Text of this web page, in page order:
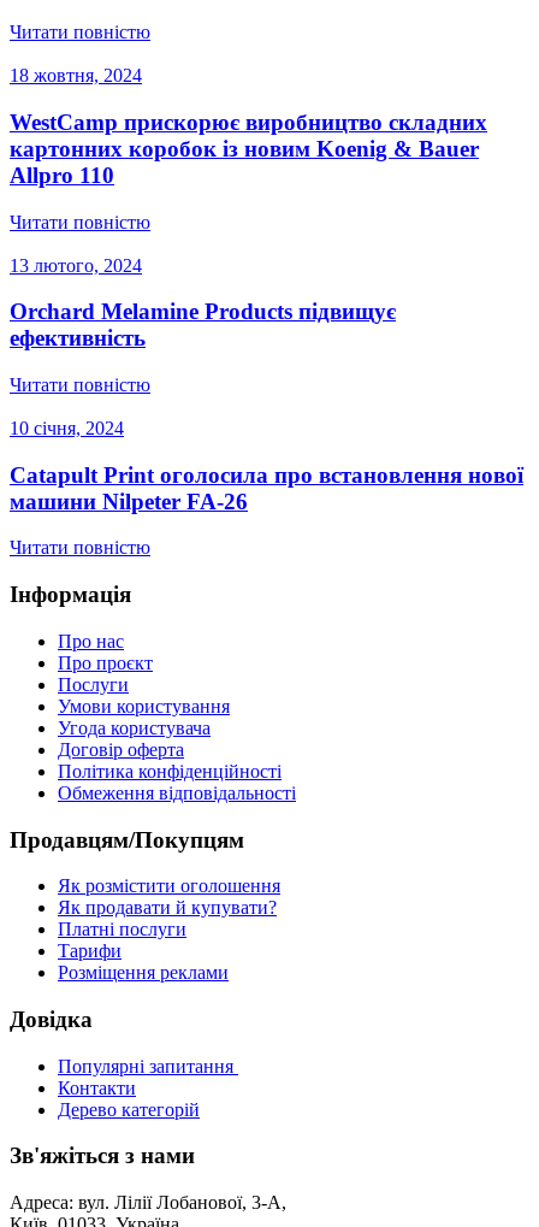
Читати повністю
18 жовтня, 2024
WestCamp прискорює виробництво складних
картонних коробок із новим Koenig & Bauer
Allpro 110
Читати повністю
13 лютого, 2024
Orchard Melamine Products підвищує
ефективність
Читати повністю
10 січня, 2024
Catapult Print оголосила про встановлення нової
машини Nilpeter FA-26
Читати повністю
Інформація
Про нас
Про проєкт
Послуги
Умови користування
Угода користувача
Договір оферта
Політика конфіденційності
Обмеження відповідальності
Продавцям/Покупцям
Як розмістити оголошення
Як продавати й купувати?
Платні послуги
Тарифи
Розміщення реклами
Довідка
Популярні запитання
Контакти
Дерево категорій
Зв'яжіться з нами
Адреса: вул. Лілії Лобанової, 3-А,